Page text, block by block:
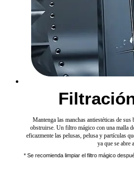
Mantenga las manchas antiestéticas de
obstruirse. Un filtro mágico con una malla
eficazmente las pelusas, pelusa y partículas
ya que se abre
* Se recomienda limpiar el filtro mágico